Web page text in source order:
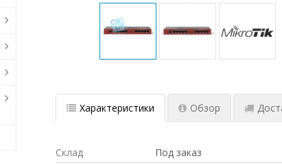
Характеристики Обзор
Склад
Под заказ